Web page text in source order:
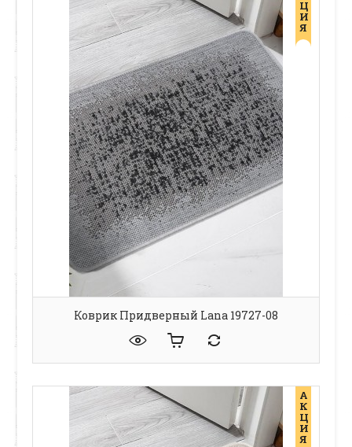
Ц
И
Я
Коврик Придверный Lana 19727-08
А
К
Ц
И
Я